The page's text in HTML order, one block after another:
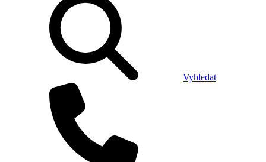
Vyhledat